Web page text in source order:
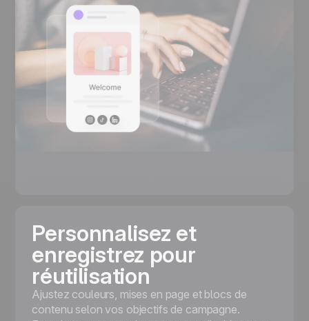
Personnalisez et
enregistrez pour
réutilisation
Ajustez couleurs, mises en page et blocs de
contenu selon vos objectifs de campagne.